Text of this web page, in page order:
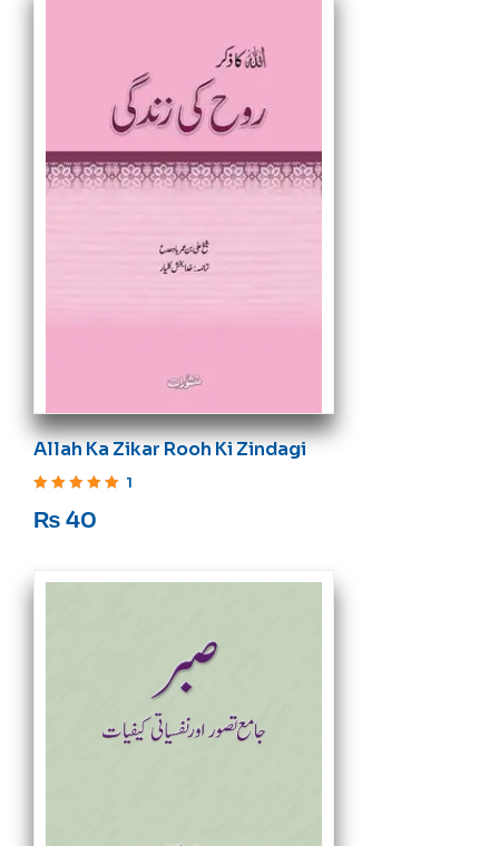
Allah Ka Zikar Rooh Ki Zindagi
1
₨ 40